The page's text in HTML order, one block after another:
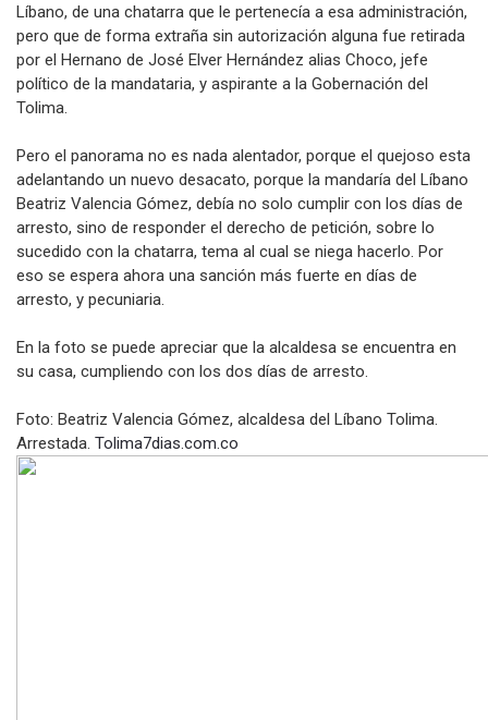
Líbano, de una chatarra que le pertenecía a esa administración,
pero que de forma extraña sin autorización alguna fue retirada
por el Hernano de José Elver Hernández alias Choco, jefe
político de la mandataria, y aspirante a la Gobernación del
Tolima.
Pero el panorama no es nada alentador, porque el quejoso esta
adelantando un nuevo desacato, porque la mandaría del Líbano
Beatriz Valencia Gómez, debía no solo cumplir con los días de
arresto, sino de responder el derecho de petición, sobre lo
sucedido con la chatarra, tema al cual se niega hacerlo. Por
eso se espera ahora una sanción más fuerte en días de
arresto, y pecuniaria.
En la foto se puede apreciar que la alcaldesa se encuentra en
su casa, cumpliendo con los dos días de arresto.
Foto: Beatriz Valencia Gómez, alcaldesa del Líbano Tolima.
Arrestada. Tolima7dias.com.co